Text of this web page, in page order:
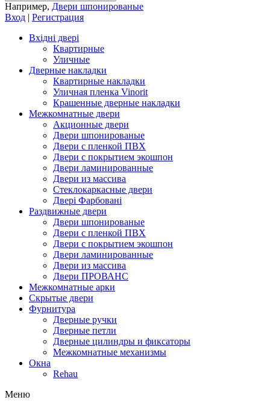
Например, Двери шпонированые
Вход | Регистрация
Вхідні двері
Квартирные
Уличные
Дверные накладки
Квартирные накладки
Уличная пленка Vinorit
Крашенные дверные накладки
Межкомнатные двери
Акционные двери
Двери шпонированые
Двери с пленкой ПВХ
Двери с покрытием экошпон
Двери ламинированные
Двери из массива
Стеклокаркасные двери
Двері Фарбовані
Раздвижные двери
Двери шпонированые
Двери с пленкой ПВХ
Двери с покрытием экошпон
Двери ламинированные
Двери из массива
Двери ПРОВАНС
Межкомнатные арки
Скрытые двери
Фурнитура
Дверные ручки
Дверные петли
Дверные цилиндры и фиксаторы
Межкомнатные механизмы
Окна
Rehau
Меню